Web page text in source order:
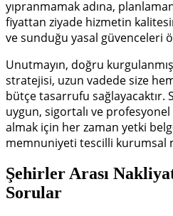
yıpranmamak adına,
fiyattan ziyade hizmetin
ve sunduğu yasal güvenceleri
Unutmayın, doğru kurgulanmış
stratejisi, uzun vadede size
bütçe tasarrufu sağlayacaktır.
uygun, sigortalı ve profesyonel
almak için her zaman yetki
memnuniyeti tescilli kurumsal
Şehirler Arası
Sorular